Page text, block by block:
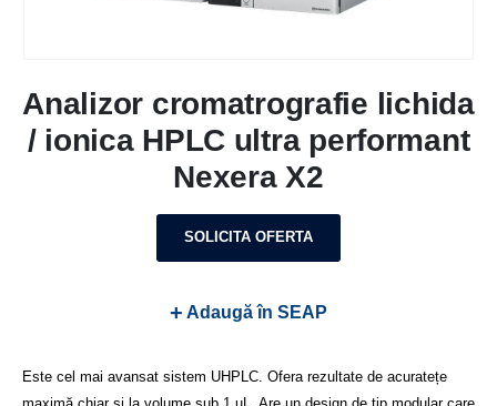
Analizor cromatrografie lichida
/ ionica HPLC ultra performant
Nexera X2
SOLICITA OFERTA
+ Adaugă în SEAP
Este cel mai avansat sistem UHPLC. Ofera rezultate de acuratețe